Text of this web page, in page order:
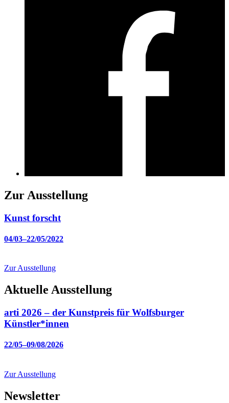
Zur Ausstellung
Kunst forscht
04/03–22/05/2022
Zur Ausstellung
Aktuelle Ausstellung
arti 2026 – der Kunstpreis für Wolfsburger
Künstler*innen
22/05–09/08/2026
Zur Ausstellung
Newsletter